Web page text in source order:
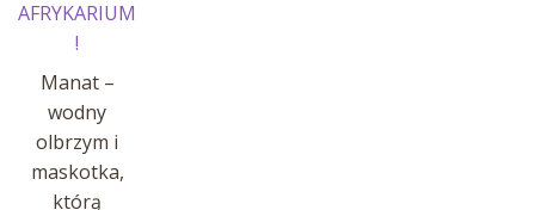
AFRYKARIUM
!
Manat –
wodny
olbrzym i
maskotka,
którą